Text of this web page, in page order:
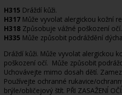
H315 Dráždí kůži.
H317 Může vyvolat alergickou kožní
H318 Způsobuje vážné poškození očí.
H335 Může způsobit podráždění
Dráždí kůži. Může vyvolat alergickou
poškození očí. Může způsobit
Uchovávejte mimo dosah dětí.
Používejte ochranné rukavice/
brýle/obličejový štít. PŘI ZASAŽENÍ